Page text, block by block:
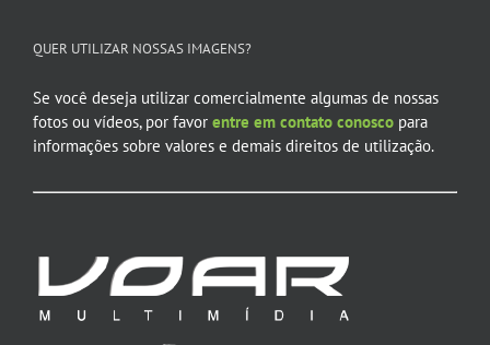
QUER UTILIZAR NOSSAS IMAGENS?
Se você deseja utilizar comercialmente algumas de nossas
fotos ou vídeos, por favor entre em contato conosco para
informações sobre valores e demais direitos de utilização.